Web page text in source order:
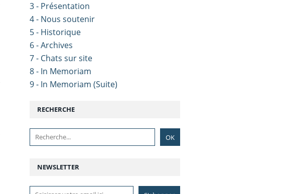
NEWSLETTER
RECHERCHE
3 - Présentation
4 - Nous soutenir
5 - Historique
6 - Archives
7 - Chats sur site
8 - In Memoriam
9 - In Memoriam (Suite)